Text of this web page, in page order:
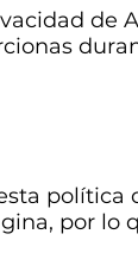
de
por lo